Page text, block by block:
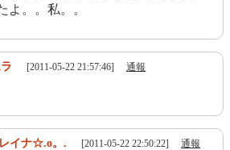
よ。。私。。
[2011-05-22 21:57:46] 通報
イナ☆.o。. [2011-05-22 22:50:22] 通報